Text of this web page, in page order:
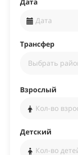
Трансфер
Взрослый
Детский